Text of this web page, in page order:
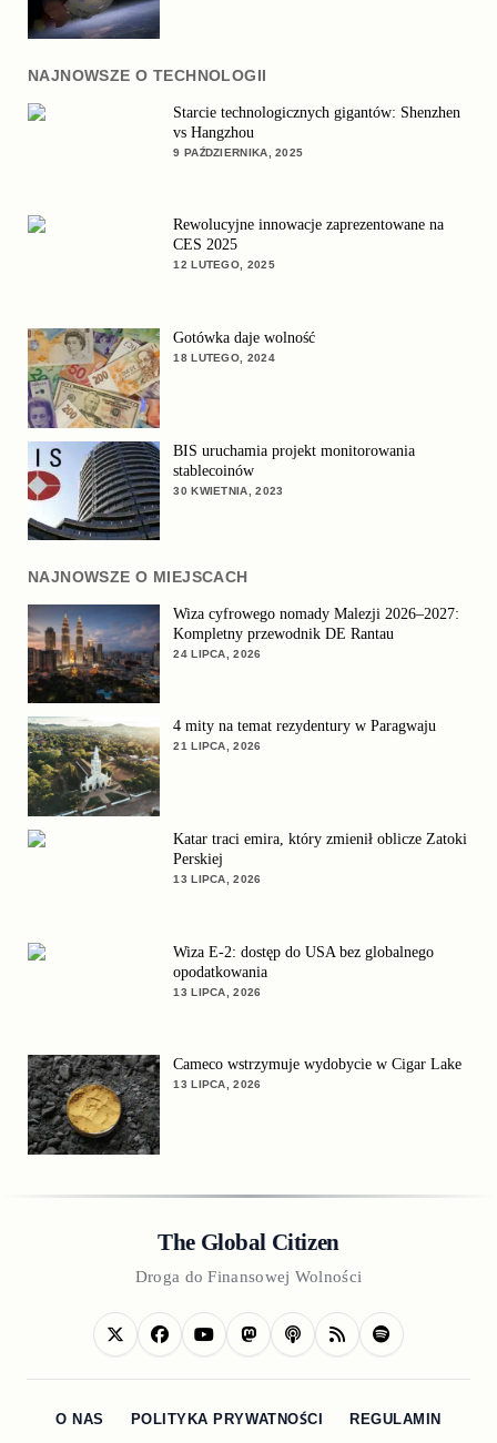
NAJNOWSZE O TECHNOLOGII
Starcie technologicznych gigantów: Shenzhen
vs Hangzhou
9 PAŹDZIERNIKA, 2025
Rewolucyjne innowacje zaprezentowane na
CES 2025
12 LUTEGO, 2025
Gotówka daje wolność
18 LUTEGO, 2024
BIS uruchamia projekt monitorowania
stablecoinów
30 KWIETNIA, 2023
NAJNOWSZE O MIEJSCACH
Wiza cyfrowego nomady Malezji 2026–2027:
Kompletny przewodnik DE Rantau
24 LIPCA, 2026
4 mity na temat rezydentury w Paragwaju
21 LIPCA, 2026
Katar traci emira, który zmienił oblicze Zatoki
Perskiej
13 LIPCA, 2026
Wiza E-2: dostęp do USA bez globalnego
opodatkowania
13 LIPCA, 2026
Cameco wstrzymuje wydobycie w Cigar Lake
13 LIPCA, 2026
The Global Citizen
Droga do Finansowej Wolności
O NAS POLITYKA PRYWATNOŚCI REGULAMIN